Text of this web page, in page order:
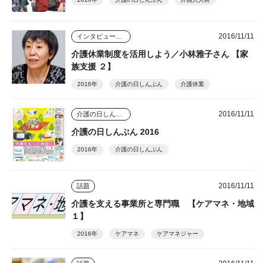
2016/11/11
介護休業制度を活用しよう／小林雅子さん 【家
族支援 ２】
2016年 介護の日しんぶん 介護休業
2016/11/11
介護の日しんぶん 2016
2016年 介護の日しんぶん
話題 2016/11/11
介護を支える事業所と専門職 【ケアマネ・地域
１】
2016年 ケアマネ ケアマネジャー